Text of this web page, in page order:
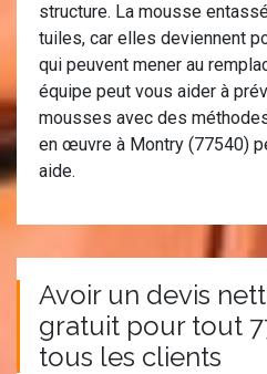
structure. La mousse
tuiles, car elles deviennent
qui peuvent mener au
équipe peut vous aider à
mousses avec des
en œuvre à Montry (77540)
aide.
Avoir un devis
gratuit pour tout
tous les clients